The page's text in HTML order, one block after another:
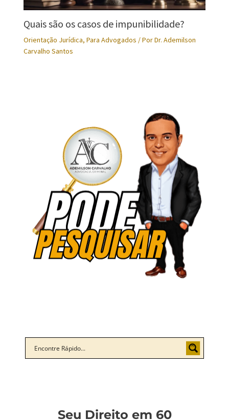
Quais são os casos de impunibilidade?
Orientação Jurídica, Para Advogados / PorDr. Ademilson
Carvalho Santos
Seu Direito em 60